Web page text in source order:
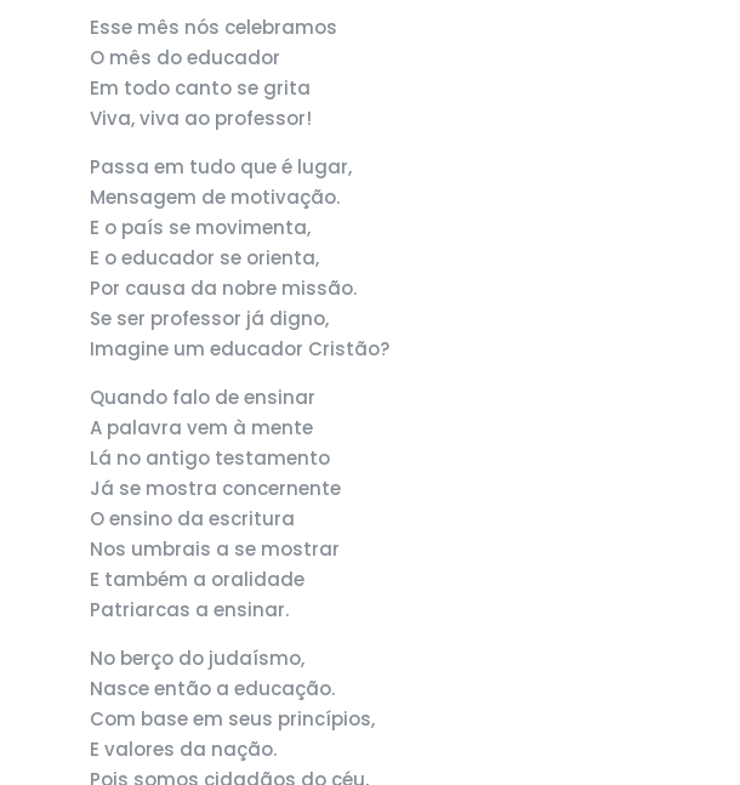
Esse mês nós celebramos
O mês do educador
Em todo canto se grita
Viva, viva ao professor!
Passa em tudo que é lugar,
Mensagem de motivação.
E o país se movimenta,
E o educador se orienta,
Por causa da nobre missão.
Se ser professor já digno,
Imagine um educador Cristão?
Quando falo de ensinar
A palavra vem à mente
Lá no antigo testamento
Já se mostra concernente
O ensino da escritura
Nos umbrais a se mostrar
E também a oralidade
Patriarcas a ensinar.
No berço do judaísmo,
Nasce então a educação.
Com base em seus princípios,
E valores da nação.
Pois somos cidadãos do céu,